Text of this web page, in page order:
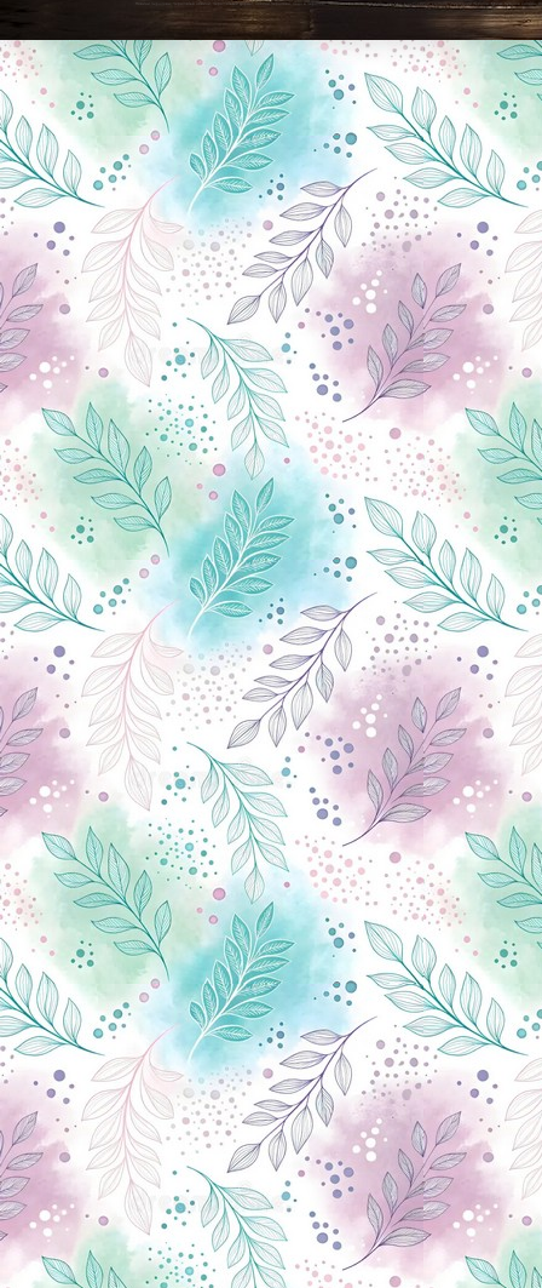
Новини Чернігова, Чернігівські новини, Чернігівський формат, новини Чернігова, події в Чернігові: політика, економіка, аналітика, культура, відеоновини, екологія, спортивний Чернігів, туризм, Чернігів